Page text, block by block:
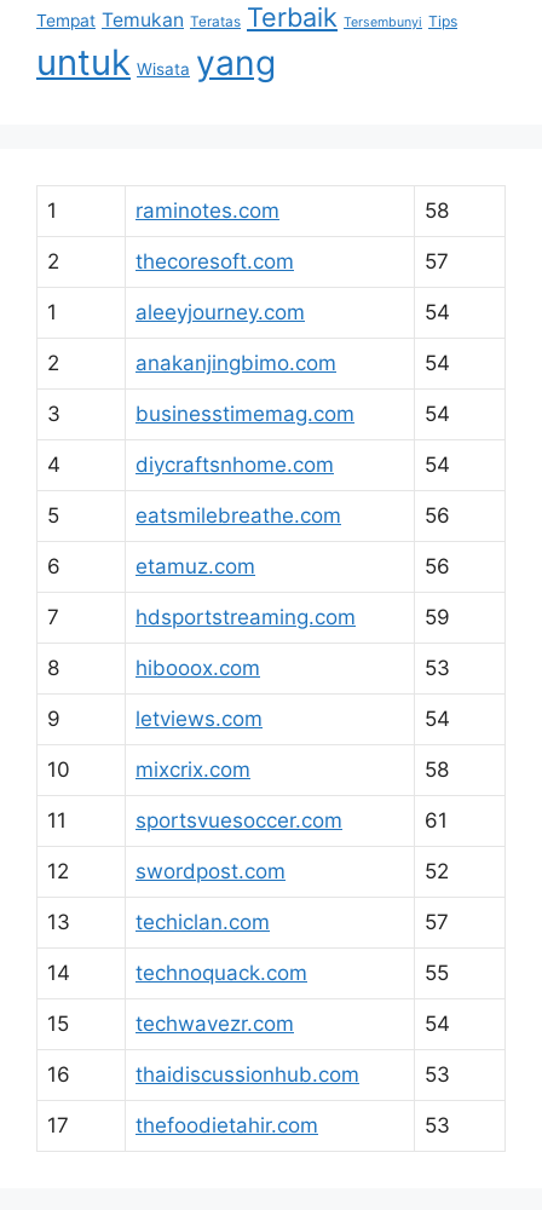
Tempat Temukan Teratas Terbaik Tersembunyi Tips
untuk Wisata yang
1 raminotes.com 58
2 thecoresoft.com 57
1 aleeyjourney.com 54
2 anakanjingbimo.com 54
3 businesstimemag.com 54
4 diycraftsnhome.com 54
5 eatsmilebreathe.com 56
6 etamuz.com 56
7 hdsportstreaming.com 59
8 hibooox.com 53
9 letviews.com 54
10 mixcrix.com 58
11 sportsvuesoccer.com 61
12 swordpost.com 52
13 techiclan.com 57
14 technoquack.com 55
15 techwavezr.com 54
16 thaidiscussionhub.com 53
17 thefoodietahir.com 53